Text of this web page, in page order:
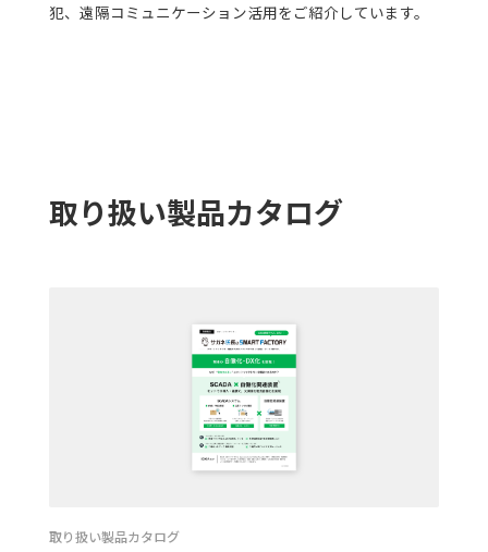
犯、遠隔コミュニケーション活用をご紹介しています。
取り扱い製品カタログ
取り扱い製品カタログ